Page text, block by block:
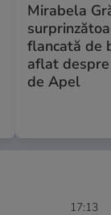
Mirabela
flancată de
aflat
de Apel
17:13